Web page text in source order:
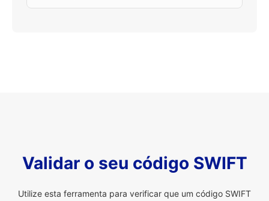
Validar o seu código SWIFT
Utilize esta ferramenta para verificar que um código SWIFT